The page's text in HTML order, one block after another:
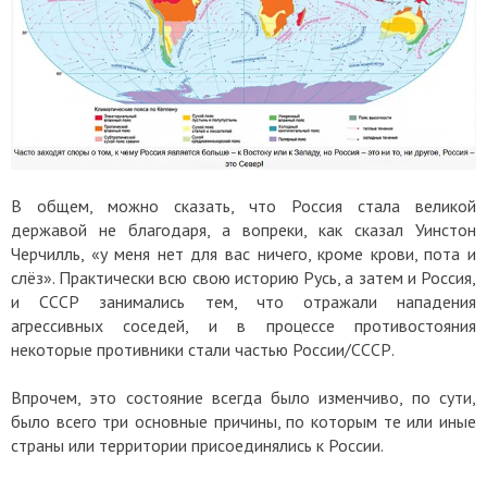
В общем, можно сказать, что Россия стала великой
державой не благодаря, а вопреки, как сказал Уинстон
Черчилль, «у меня нет для вас ничего, кроме крови, пота и
слёз». Практически всю свою историю Русь, а затем и Россия,
и СССР занимались тем, что отражали нападения
агрессивных соседей, и в процессе противостояния
некоторые противники стали частью России/СССР.
Впрочем, это состояние всегда было изменчиво, по сути,
было всего три основные причины, по которым те или иные
страны или территории присоединялись к России.